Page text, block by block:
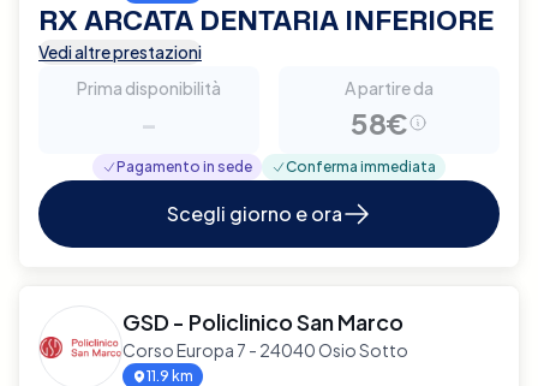
RX ARCATA DENTARIA INFERIORE
Vedi altre prestazioni
Prima disponibilità
-
A partire da
58€
Pagamento in sede Conferma immediata
Scegli giorno e ora
GSD - Policlinico San Marco
Corso Europa 7 - 24040 Osio Sotto
11.9 km